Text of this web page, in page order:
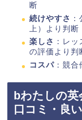
断
続けやすさ
上）より判断
楽しさ ：レ
の評価より判
コスパ ：競
bわたしの英
口コミ・良